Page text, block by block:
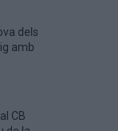
dels
amb
CB